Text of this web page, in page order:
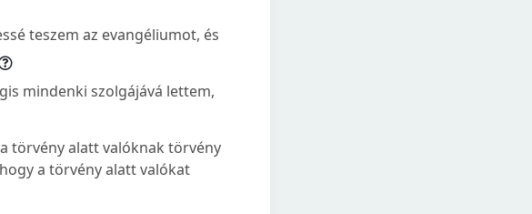
teszem az evangéliumot, és
mindenki szolgájává lettem,
törvény alatt valóknak törvény
a törvény alatt valókat